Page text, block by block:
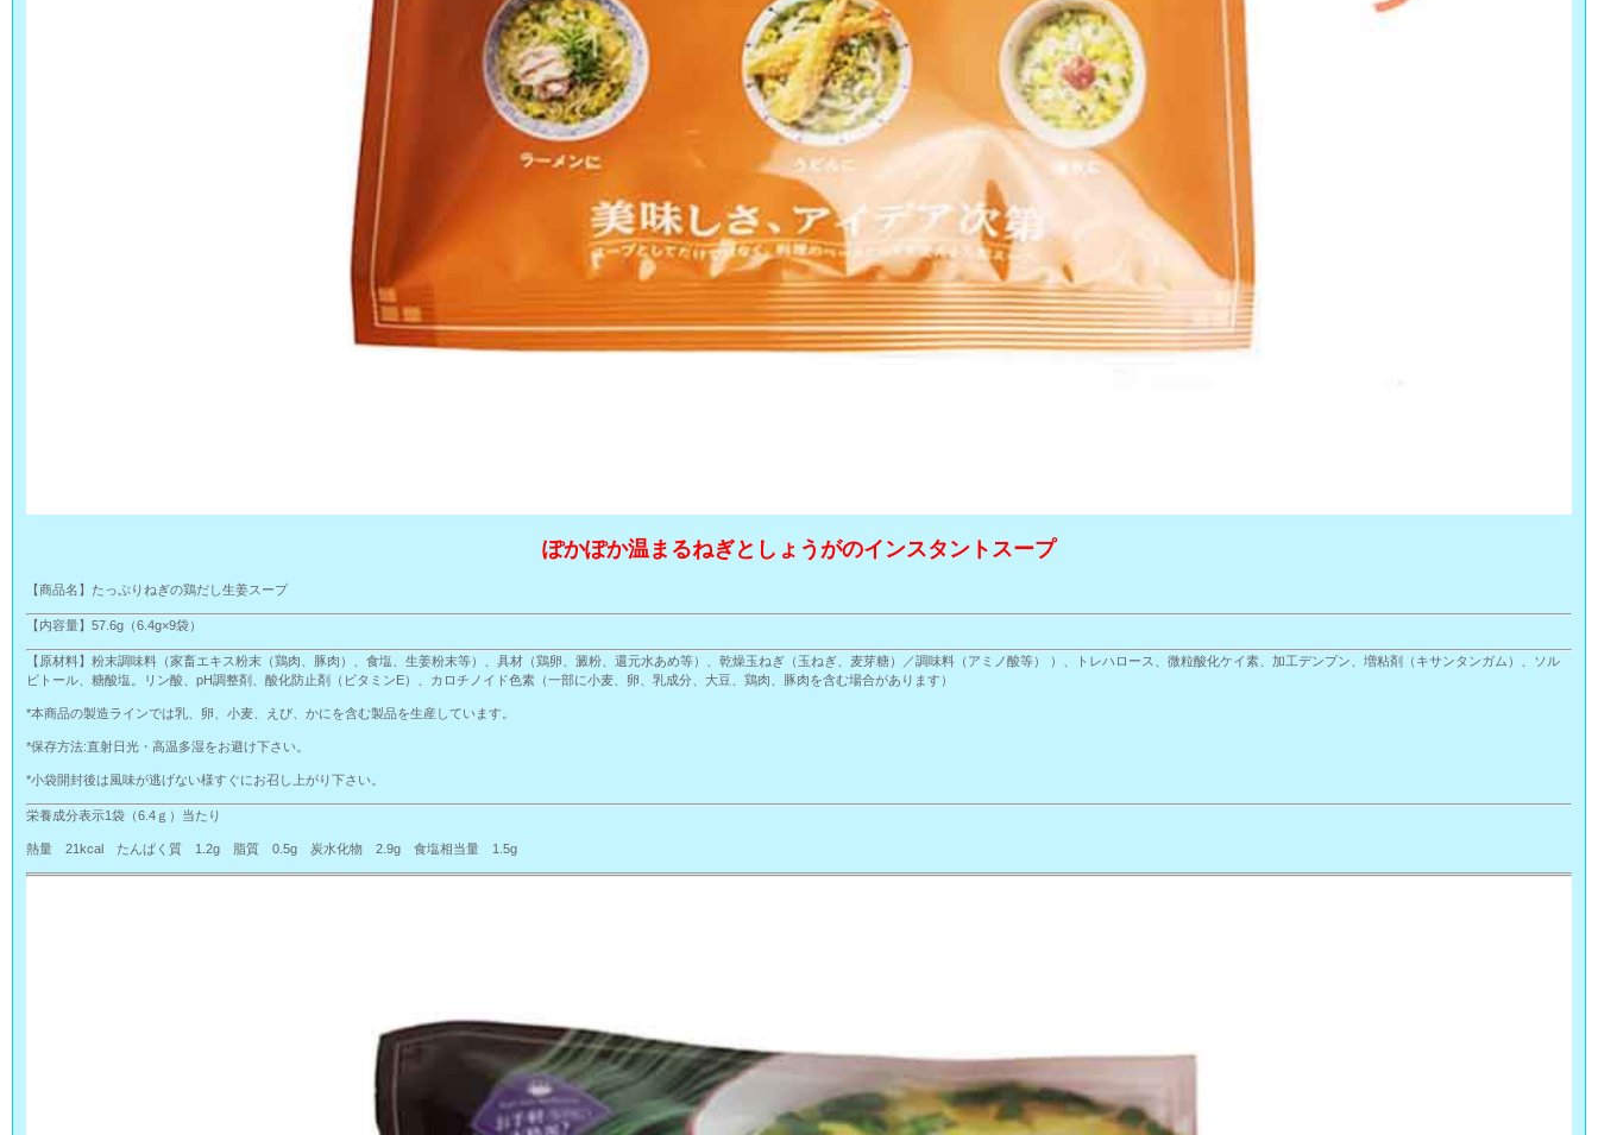
ぽかぽか温まるねぎとしょうがのインスタントスープ
【商品名】たっぷりねぎの鶏だし生姜スープ
【内容量】57.6g（6.4g×9袋）
【原材料】粉末調味料（家畜エキス粉末（鶏肉、豚肉）、食塩、生姜粉末等）、具材（鶏卵、澱粉、還元水あめ等）、乾燥玉ねぎ（玉ねぎ、麦芽糖）／調味料（アミノ酸等） ）、トレハロース、微粒酸化ケイ素、加工デンプン、増粘剤（キサンタンガム）、ソル
ビトール、糖酸塩。リン酸、pH調整剤、酸化防止剤（ビタミンE）、カロチノイド色素（一部に小麦、卵、乳成分、大豆、鶏肉、豚肉を含む場合があります）
*本商品の製造ラインでは乳、卵、小麦、えび、かにを含む製品を生産しています。
*保存方法:直射日光・高温多湿をお避け下さい。
*小袋開封後は風味が逃げない様すぐにお召し上がり下さい。
栄養成分表示1袋（6.4ｇ）当たり
熱量 21kcal たんぱく質 1.2g 脂質 0.5g 炭水化物 2.9g 食塩相当量 1.5g